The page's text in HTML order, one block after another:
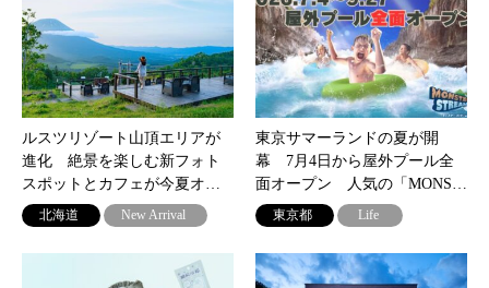
ルスツリゾート山頂エリアが
進化 絶景を楽しむ新フォト
スポットとカフェが今夏オ…
北海道 New Arrival
東京サマーランドの夏が開
幕 7月4日から屋外プール全
面オープン 人気の「MONS…
東京都 Life